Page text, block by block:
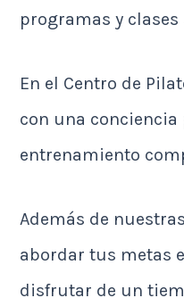
programas y
En el Centro de
con una
entrenamiento
Además de
abordar tus metas
disfrutar de un